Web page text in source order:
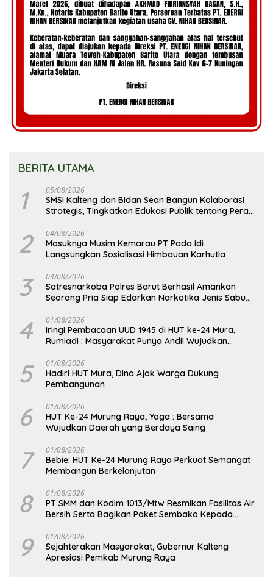
BERITA UTAMA
1 05/08/2026
SMSI Kalteng dan Bidan Sean Bangun Kolaborasi
Strategis, Tingkatkan Edukasi Publik tentang Peran
2 04/08/2026
Masuknya Musim Kemarau PT Pada Idi
Langsungkan Sosialisasi Himbauan Karhutla
3 04/08/2026
Satresnarkoba Polres Barut Berhasil Amankan
Seorang Pria Siap Edarkan Narkotika Jenis Sabu
4 01/08/2026
Iringi Pembacaan UUD 1945 di HUT ke-24 Mura,
Rumiadi : Masyarakat Punya Andil Wujudkan
5 01/08/2026
Hadiri HUT Mura, Dina Ajak Warga Dukung
Pembangunan
6 01/08/2026
HUT Ke-24 Murung Raya, Yoga : Bersama
Wujudkan Daerah yang Berdaya Saing
7 01/08/2026
Bebie: HUT Ke-24 Murung Raya Perkuat Semangat
Membangun Berkelanjutan
8 01/08/2026
PT SMM dan Kodim 1013/Mtw Resmikan Fasilitas Air
Bersih Serta Bagikan Paket Sembako Kepada
9 01/08/2026
Sejahterakan Masyarakat, Gubernur Kalteng
Apresiasi Pemkab Murung Raya